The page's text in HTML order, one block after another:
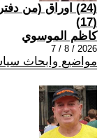
(24) اوراق (من
(17)
كاظم الموسوي
2026 / 8 / 7
مواضيع وابحاث